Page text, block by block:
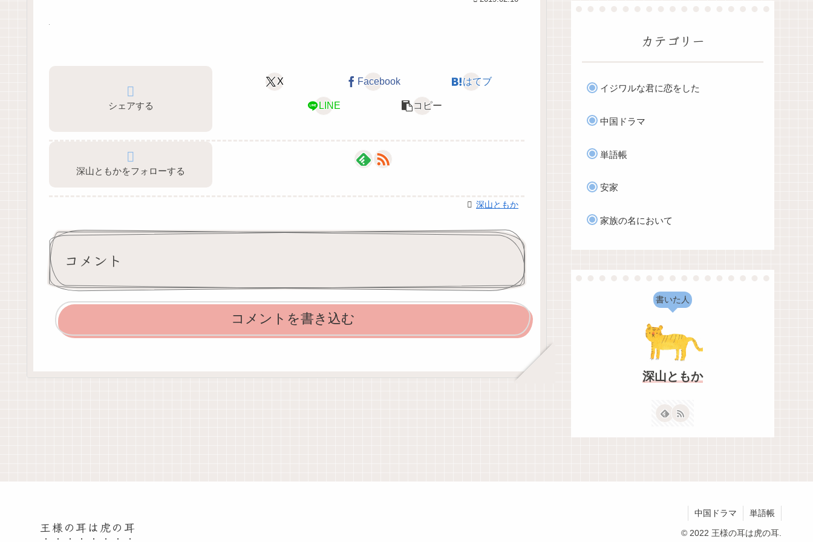
シェアする
X Facebook はてブ
LINE コピー
深山ともかをフォローする
深山ともか
コメント
コメントを書き込む
カテゴリー
イジワルな君に恋をした
中国ドラマ
単語帳
安家
家族の名において
書いた人
深山ともか
王様の耳は虎の耳
中国ドラマ 単語帳
© 2022 王様の耳は虎の耳.